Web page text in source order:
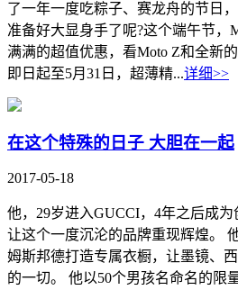
了一年一度吃粽子、赛龙舟的节日
准备好大显身手了呢?这个端午节，
满满的超值优惠，看Moto Z和全新
即日起至5月31日，超薄精...详细>>
在这个特殊的日子 大胆在一起
2017-05-18
他，29岁进入GUCCI，4年之后成
让这个一度沉沦的品牌重现辉煌。
姆斯邦德打造专属衣橱，让墨镜、
的一切。 他以50个男孩名命名的限